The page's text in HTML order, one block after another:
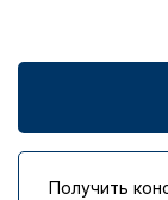
Получить